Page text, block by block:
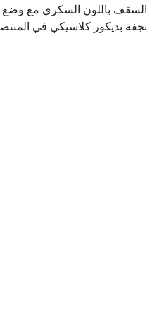
السقف باللون السكري مع
نجفة بديكور كلاسيكي في